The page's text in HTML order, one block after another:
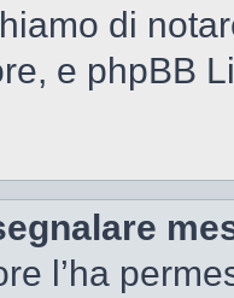
di
e phpBB
l’ha